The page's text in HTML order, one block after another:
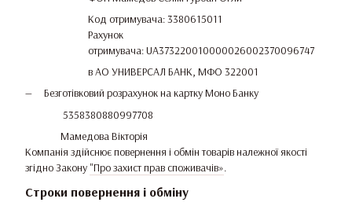
Код отримувача: 3380615011
Рахунок
отримувача: UA373220010000026002370096747
в АО УНИВЕРСАЛ БАНК, МФО 322001
Безготівковий розрахунок на картку Моно Банку
5358380880997708
Мамедова Вікторія
Компанія здійснює повернення і обмін товарів належної якості
згідно Закону "Про захист прав споживачів».
Строки повернення і обміну